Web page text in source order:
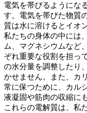
電気を帯びるようにな
す。電気を帯びた物質
質は水に溶けるとイオ
私たちの身体の中には
ム、マグネシウムなど
ぞれ重要な役割を担っ
の水分量を調整したり
かせません。また、カ
常に保つために、カル
液凝固や筋肉の収縮に
これらの電解質は、私